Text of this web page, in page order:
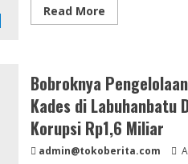
Read MoreRead
more
Bara:
Permintaan
Warisan
Gagal,
Suami
Lakukan
KDRT
terhadap
Bobroknya
Kades di Labuhanbatu
Korupsi Rp1,6 Miliar
admin@tokoberita.com